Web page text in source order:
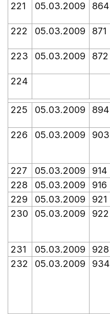
221 05.03.2009 864
222 05.03.2009 871
223 05.03.2009 872
224
225 05.03.2009 894
226 05.03.2009 903
227
05.03.2009 914
228
05.03.2009 916
229
05.03.2009 921
230
05.03.2009 922
231 05.03.2009 928
232
05.03.2009 934